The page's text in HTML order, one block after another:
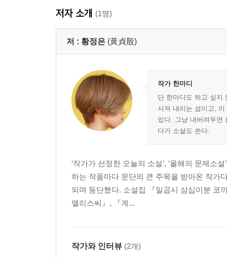
저자 소개 (1명)
저 : 황정은 (黃貞殷)
작가 한마디
단 한마디도 하고 싶지
서져 내리는 섬이고,
있다. 그냥 내버려두면
다가 소설도 쓴다.
‘작가가 선정한 오늘의 소설’, ‘올해의 문제
하는 작품마다 문단의 큰 주목을 받아온 작가
되며 등단했다. 소설집 『일곱시 삼십이분 코
앨리스씨』, 『계...
작가와 인터뷰 (2개)